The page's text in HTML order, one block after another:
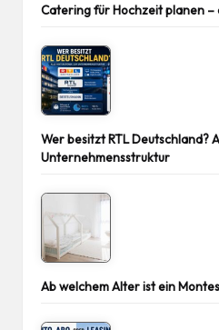
Catering für Hochzeit planen –
Wer besitzt RTL Deutschland?
Unternehmensstruktur
Ab welchem Alter ist ein